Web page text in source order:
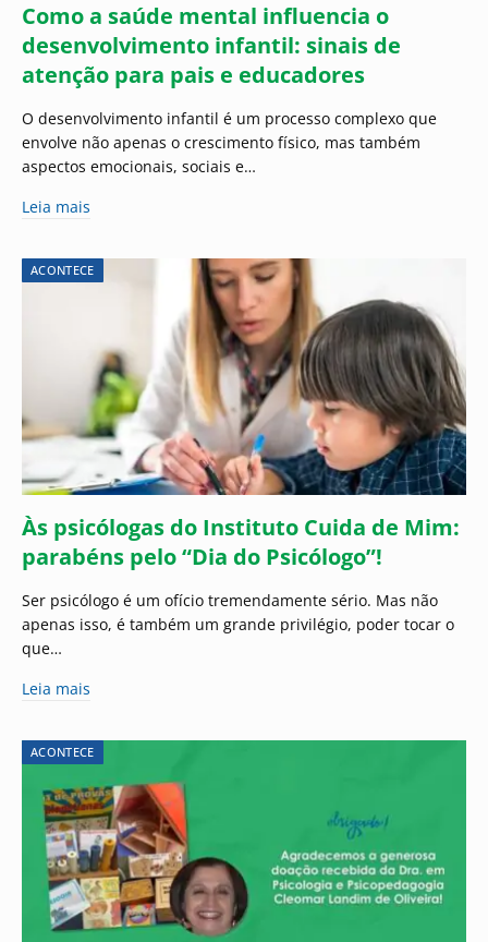
Como a saúde mental influencia o
desenvolvimento infantil: sinais de
atenção para pais e educadores
O desenvolvimento infantil é um processo complexo que
envolve não apenas o crescimento físico, mas também
aspectos emocionais, sociais e…
Leia mais
ACONTECE
Às psicólogas do Instituto Cuida de Mim:
parabéns pelo “Dia do Psicólogo”!
Ser psicólogo é um ofício tremendamente sério. Mas não
apenas isso, é também um grande privilégio, poder tocar o
que…
Leia mais
ACONTECE